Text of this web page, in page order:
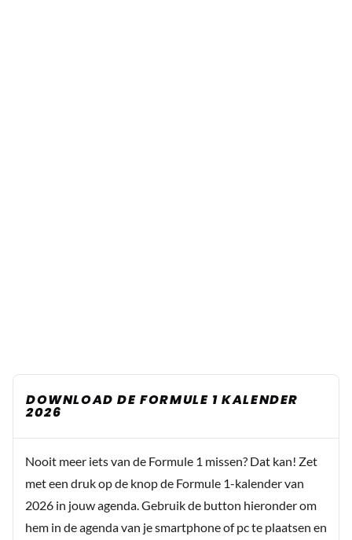
DOWNLOAD DE FORMULE 1 KALENDER
2026
Nooit meer iets van de Formule 1 missen? Dat kan! Zet
met een druk op de knop de Formule 1-kalender van
2026 in jouw agenda. Gebruik de button hieronder om
hem in de agenda van je smartphone of pc te plaatsen en